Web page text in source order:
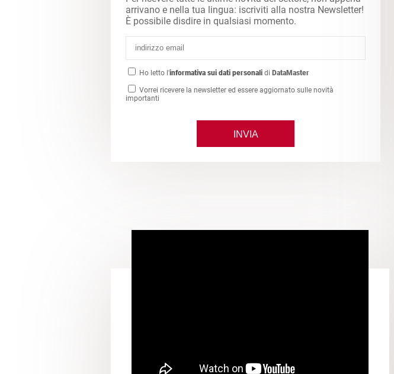
arrivano e nella tua lingua: iscriviti alla nostra Newsletter!
È possibile disdire in qualsiasi momento.
Ho letto l'informativa sui dati personali di DataMaster
Vorrei ricevere la newsletter ed essere aggiornato sulle novità
importanti